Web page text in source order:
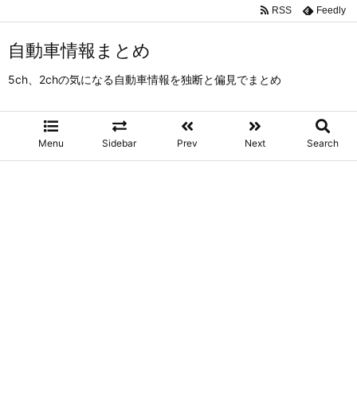
自動車情報まとめ
5ch、2chの気になる自動車情報を独断と偏見でまとめ
Menu Sidebar Prev Next Search
RSS Feedly